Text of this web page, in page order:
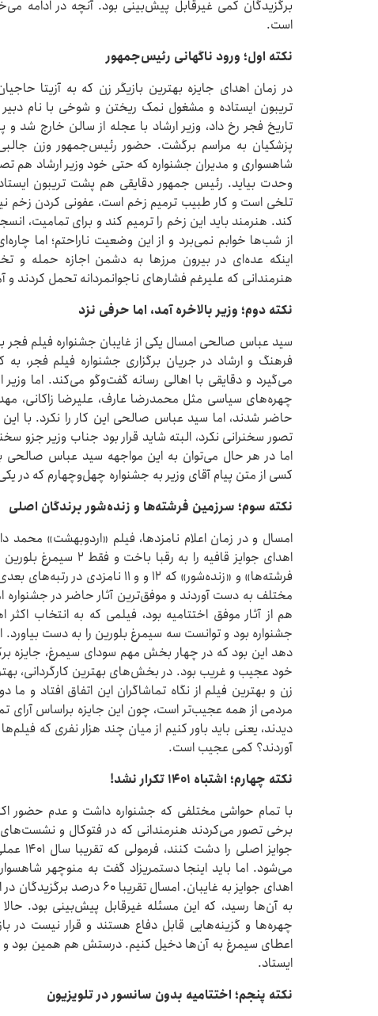
برگزیدگان کمی غیرقابل پیش‌بینی بود. آنچه در ادامه
است.
نکته اول؛ ورود ناگهانی رئیس‌جمهور
در زمان اهدای جایزه بهترین بازیگر زن که به آزیتا
تریبون ایستاده و مشغول نمک ریختن و شوخی با نام دبیر
تاریخ فجر رخ داد، وزیر ارشاد با عجله از سالن خارج شد
پزشکیان به مراسم برگشت. حضور رئیس‌جمهور وزن
شاهسواری و مدیران جشنواره که حتی خود وزیر ارشاد هم
وحدت بیاید. رئیس جمهور دقایقی هم پشت تریبون
تلخی است و کار طبیب ترمیم زخم است، عفونی کردن زخم
کند. هنرمند باید این زخم را ترمیم کند و برای تمامیت،
از شب‌ها خوابم نمی‌برد و از این وضعیت ناراحتم؛ اما
اینکه عده‌ای در بیرون مرزها به دشمن اجازه حمله و
هنرمندانی که علیرغم فشارهای ناجوانمردانه تحمل کردند و
نکته دوم؛ وزیر بالاخره آمد، اما حرفی نزد
سید عباس صالحی امسال یکی از غایبان جشنواره فیلم فجر
فرهنگ و ارشاد در جریان برگزاری جشنواره فیلم فجر، به
می‌گیرد و دقایقی با اهالی رسانه گفت‌وگو می‌کند. اما
چهره‌های سیاسی مثل محمدرضا عارف، علیرضا زاکانی،
حاضر شدند، اما سید عباس صالحی این کار را نکرد. با
تصور سخنرانی نکرد، البته شاید قرار بود جناب وزیر جزو
اما در هر حال می‌توان به این مواجهه سید عباس صالحی با
کسی از متن پیام آقای وزیر به جشنواره چهل‌وچهارم که در
نکته سوم؛ سرزمین فرشته‌ها و زنده‌شور برندگان اصلی
اهدای جوایز قافیه را
مختلف به دست آوردند و موفق‌ترین آثار حاضر در
هم از آثار موفق اختتامیه بود، فیلمی که به انتخاب
جشنواره بود و توانست سه سیمرغ بلورین را به دست بیاورد.
دهد این بود که در چهار بخش مهم سودای سیمرغ، جایزه
خود عجیب و غریب بود. در بخش‌های بهترین کارگردانی،
زن و بهترین فیلم از نگاه تماشاگران این اتفاق افتاد و
مردمی از همه عجیب‌تر است، چون این جایزه براساس آرای
دیدند، یعنی باید باور کنیم از میان چند هزار نفری که
آوردند؟ کمی عجیب است.
نکته چهارم؛ اشتباه ۱۴۰۱ تکرار نشد!
با تمام حواشی مختلفی که جشنواره داشت و عدم حضور
برخی تصور می‌کردند هنرمندانی که در فتوکال و نشست‌های
جوایز
می‌شود. اما باید اینجا دستمریزاد گفت به منوچهر
اهدای جوایز به غایبان. امسال
به آن‌ها رسید، که این مسئله غیرقابل پیش‌بینی بود.
چهره‌ها و گزینه‌هایی قابل دفاع هستند و قرار نیست در
اعطای سیمرغ به آن‌ها دخیل کنیم. درستش هم همین بود
ایستاد.
نکته پنجم؛ اختتامیه بدون سانسور در تلویزیون